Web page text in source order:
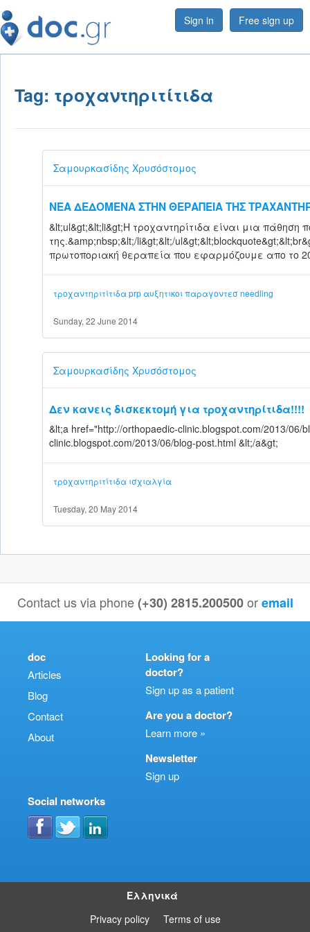
Sign in Free sign up
Tag: τροχαντηριτίτιδα
Σαμουρκασίδης Χρυσόστομος
ΝΕΑ ΔΕΔΟΜΕΝΑ ΣΤΗΝ ΘΕΡΑΠΕΙΑ ΤΗΣ
&lt;ul&gt;&lt;li&gt;Η τροχαντηρίτιδα είναι μια
της.&amp;nbsp;&lt;/li&gt;&lt;/
πρωτοποριακή θεραπεία που εφαρμόζουμε απο το
τροχαντηριτίτιδαprpαυξητικοι παραγοντεσneedling
Sunday, 22 June 2014
Σαμουρκασίδης Χρυσόστομος
Δεν κανεις δισκεκτομή για τροχαντηρίτιδα!!!!
&lt;a href="http://orthopaedic-clinic.blogspot.com/2013/
clinic.blogspot.com/2013/06/blog-post.html &lt;/a&gt;
τροχαντηριτίτιδα ισχιαλγία
Tuesday, 20 May 2014
Contact us via phone(+30) 2815.200500 oremail
doc
Articles
Blog
Contact
About
Looking for a
doctor?
Sign up as a patient
Are you a doctor?
Learn more »
Newsletter
Sign up
Social networks
Ελληνικά
Privacy policy
Terms of use